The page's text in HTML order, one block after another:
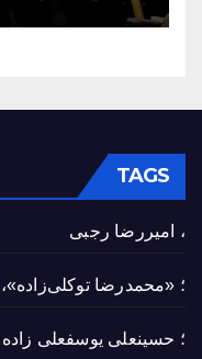
TAGS
، امیررضا رجبی
؛ «محمدرضا توکلی‌زاده»،
؛ حسینعلی یوسفعلی